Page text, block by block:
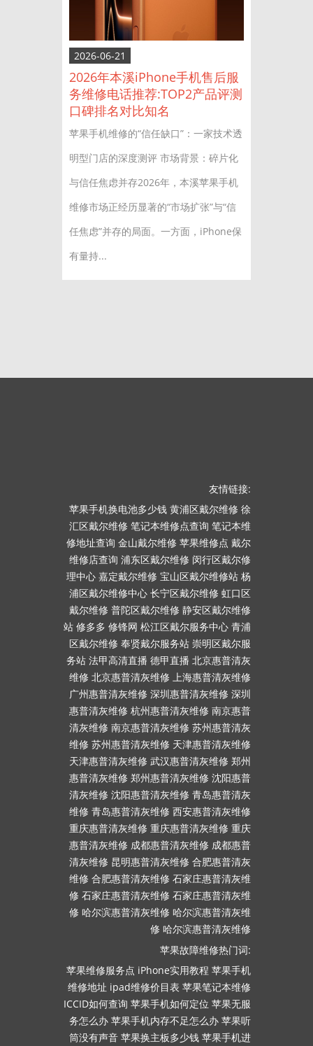
2026-06-21
2026年本溪iPhone手机售后服
务维修电话推荐:TOP2产品评测
口碑排名对比知名
苹果手机维修的“信任缺口”：一家技术透
明型门店的深度测评 市场背景：碎片化
与信任焦虑并存2026年，本溪苹果手机
维修市场正经历显著的“市场扩张”与“信
任焦虑”并存的局面。一方面，iPhone保
有量持...
友情链接:
苹果手机换电池多少钱 黄浦区戴尔维修 徐
汇区戴尔维修 笔记本维修点查询 笔记本维
修地址查询 金山戴尔维修 苹果维修点 戴尔
维修店查询 浦东区戴尔维修 闵行区戴尔修
理中心 嘉定戴尔维修 宝山区戴尔维修站 杨
浦区戴尔维修中心 长宁区戴尔维修 虹口区
戴尔维修 普陀区戴尔维修 静安区戴尔维修
站 修多多 修锋网 松江区戴尔服务中心 青浦
区戴尔维修 奉贤戴尔服务站 崇明区戴尔服
务站 法甲高清直播 德甲直播 北京惠普清灰
维修 北京惠普清灰维修 上海惠普清灰维修
广州惠普清灰维修 深圳惠普清灰维修 深圳
惠普清灰维修 杭州惠普清灰维修 南京惠普
清灰维修 南京惠普清灰维修 苏州惠普清灰
维修 苏州惠普清灰维修 天津惠普清灰维修
天津惠普清灰维修 武汉惠普清灰维修 郑州
惠普清灰维修 郑州惠普清灰维修 沈阳惠普
清灰维修 沈阳惠普清灰维修 青岛惠普清灰
维修 青岛惠普清灰维修 西安惠普清灰维修
重庆惠普清灰维修 重庆惠普清灰维修 重庆
惠普清灰维修 成都惠普清灰维修 成都惠普
清灰维修 昆明惠普清灰维修 合肥惠普清灰
维修 合肥惠普清灰维修 石家庄惠普清灰维
修 石家庄惠普清灰维修 石家庄惠普清灰维
修 哈尔滨惠普清灰维修 哈尔滨惠普清灰维
修 哈尔滨惠普清灰维修
苹果故障维修热门词:
苹果维修服务点 iPhone实用教程 苹果手机
维修地址 ipad维修价目表 苹果笔记本维修
ICCID如何查询 苹果手机如何定位 苹果无服
务怎么办 苹果手机内存不足怎么办 苹果听
筒没有声音 苹果换主板多少钱 苹果手机进